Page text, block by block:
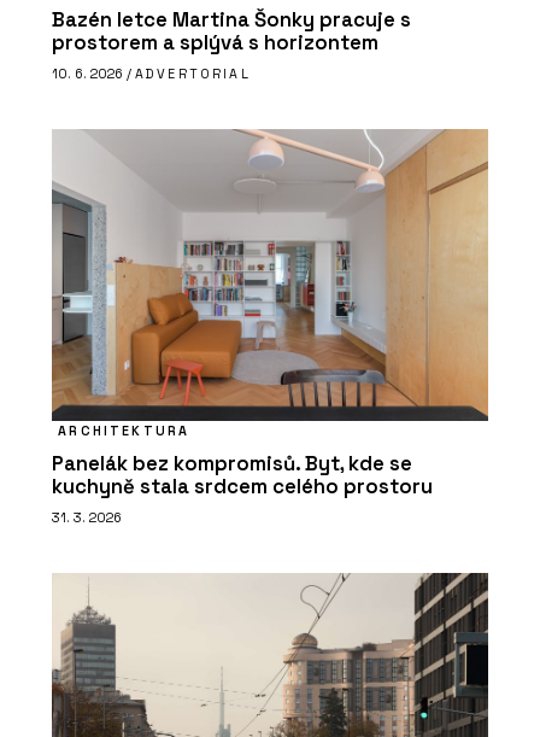
Bazén letce Martina Šonky pracuje s
prostorem a splývá s horizontem
10. 6. 2026 / ADVERTORIAL
ARCHITEKTURA
Panelák bez kompromisů. Byt, kde se
kuchyně stala srdcem celého prostoru
31. 3. 2026